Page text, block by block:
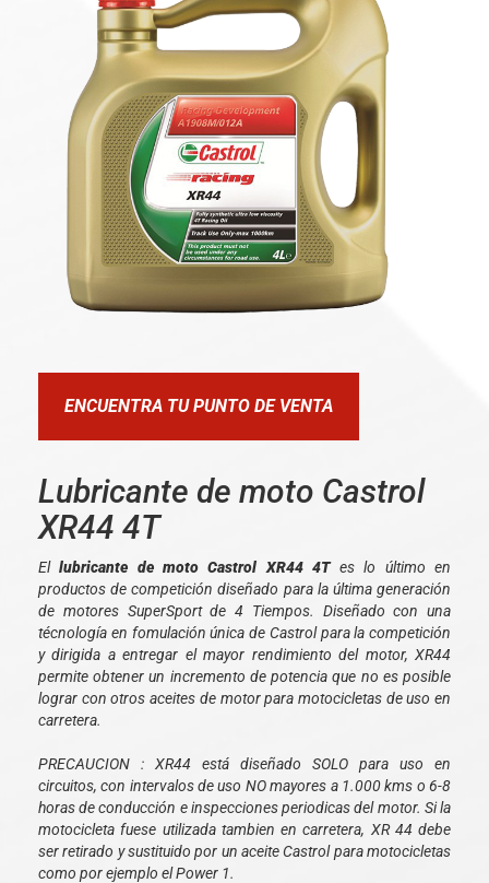
ENCUENTRA TU PUNTO DE VENTA
Lubricante de moto Castrol
XR44 4T
Ellubricante de moto Castrol XR44 4Tes lo último en
productos de competición diseñado para la última generación
de motores SuperSport de 4 Tiempos. Diseñado con una
técnología en fomulación única de Castrol para la competición
y dirigida a entregar el mayor rendimiento del motor, XR44
permite obtener un incremento de potencia que no es posible
lograr con otros aceites de motor para motocicletas de uso en
carretera.
PRECAUCION : XR44 está diseñado SOLO para uso en
circuitos, con intervalos de uso NO mayores a 1.000 kms o 6-8
horas de conducción e inspecciones periodicas del motor. Si la
motocicleta fuese utilizada tambien en carretera, XR 44 debe
ser retirado y sustituido por un aceite Castrol para motocicletas
como por ejemplo el Power 1.